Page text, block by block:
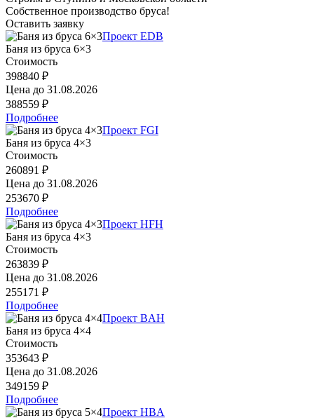
Собственное производство бруса!
Оставить заявку
Проект EDB
Баня из бруса 6×3
Стоимость
398840 ₽
Цена до 31.08.2026
388559 ₽
Подробнее
Проект FGI
Баня из бруса 4×3
Стоимость
260891 ₽
Цена до 31.08.2026
253670 ₽
Подробнее
Проект HFH
Баня из бруса 4×3
Стоимость
263839 ₽
Цена до 31.08.2026
255171 ₽
Подробнее
Проект BAH
Баня из бруса 4×4
Стоимость
353643 ₽
Цена до 31.08.2026
349159 ₽
Подробнее
Проект HBA